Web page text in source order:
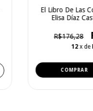
El Libro De Las
Elisa Díaz
R$176,28
12 x de